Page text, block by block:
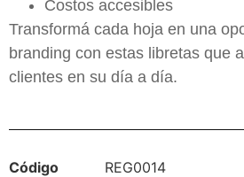
Costos accesibles
Transformá cada hoja en una
branding con estas libretas que
clientes en su día a día.
Código
REG0014